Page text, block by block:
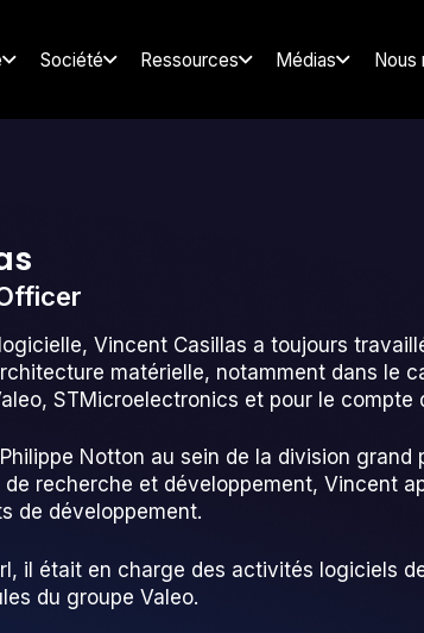
Société Ressources Médias Nous
Vincent Casillas a toujours
matérielle, notamment dans le
STMicroelectronics et pour le compte
Notton au sein de la division
recherche et développement, Vincent
de développement.
il était en charge des activités logiciels
du groupe Valeo.